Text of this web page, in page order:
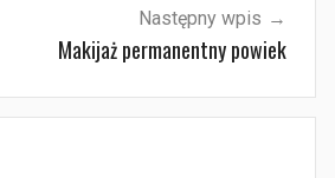
Następny wpis
Makijaż permanentny powiek